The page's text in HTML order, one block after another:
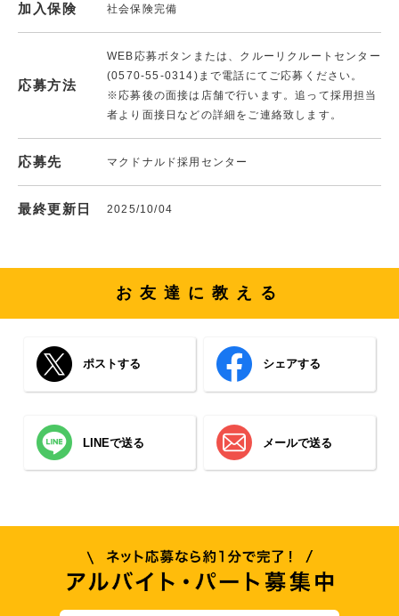
加入保険 社会保険完備
応募方法
WEB応募ボタンまたは、クルーリクルートセンター
(0570-55-0314)まで電話にてご応募ください。
※応募後の面接は店舗で行います。追って採用担当
者より面接日などの詳細をご連絡致します。
応募先 マクドナルド採用センター
最終更新日 2025/10/04
お友達に教える
ポストする シェアする
LINEで送る メールで送る